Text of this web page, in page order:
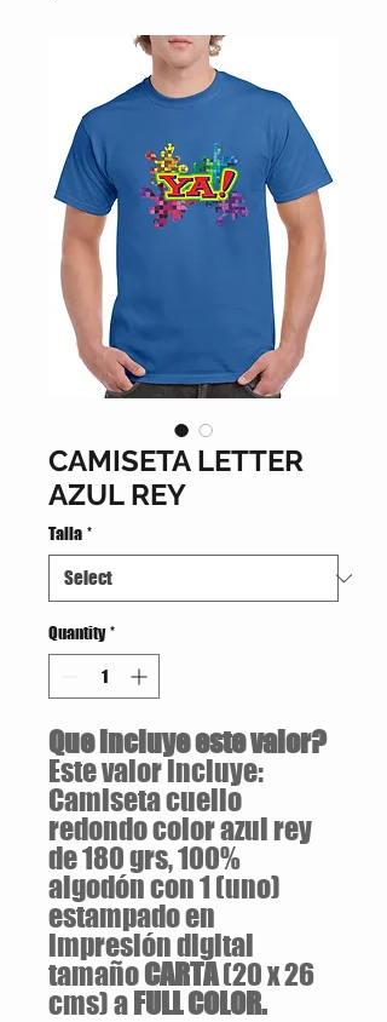
CAMISETA LETTER
AZUL REY
Talla *
Quantity *
Que incluye este valor?
Este valor incluye:
Camiseta cuello
redondo color azul rey
de 180 grs, 100%
algodón con 1 (uno)
estampado en
impresión digital
tamañoCARTA(20 x 26
cms) a FULL COLOR.